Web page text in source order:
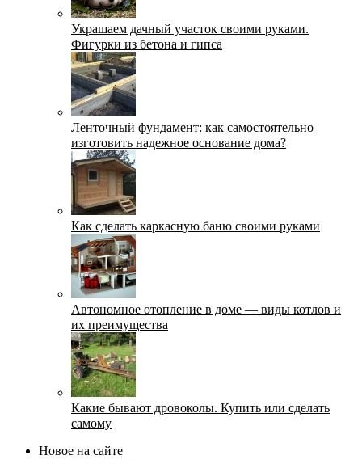
Украшаем дачный участок своими руками.
Фигурки из бетона и гипса
Ленточный фундамент: как самостоятельно
изготовить надежное основание дома?
Как сделать каркасную баню своими руками
Автономное отопление в доме — виды котлов и
их преимущества
Какие бывают дровоколы. Купить или сделать
самому
Новое на сайте